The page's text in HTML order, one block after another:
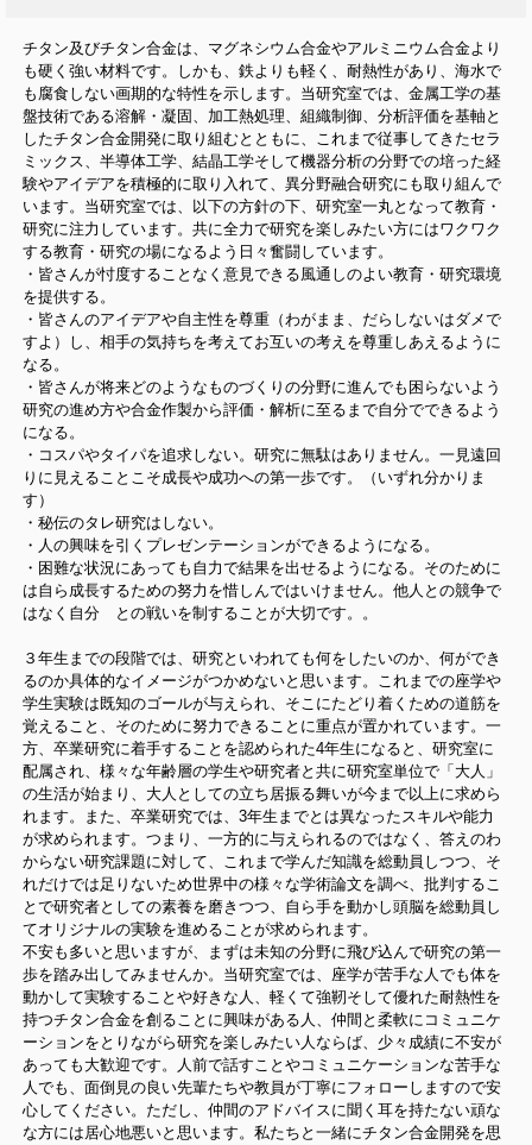
チタン及びチタン合金は、マグネシウム合金やアルミニウム合金より
も硬く強い材料です。しかも、鉄よりも軽く、耐熱性があり、海水で
も腐食しない画期的な特性を示します。当研究室では、金属工学の基
盤技術である溶解・凝固、加工熱処理、組織制御、分析評価を基軸と
したチタン合金開発に取り組むとともに、これまで従事してきたセラ
ミックス、半導体工学、結晶工学そして機器分析の分野での培った経
験やアイデアを積極的に取り入れて、異分野融合研究にも取り組んで
います。当研究室では、以下の方針の下、研究室一丸となって教育・
研究に注力しています。共に全力で研究を楽しみたい方にはワクワク
する教育・研究の場になるよう日々奮闘しています。
・皆さんが忖度することなく意見できる風通しのよい教育・研究環境
を提供する。
・皆さんのアイデアや自主性を尊重（わがまま、だらしないはダメで
すよ）し、相手の気持ちを考えてお互いの考えを尊重しあえるように
なる。
・皆さんが将来どのようなものづくりの分野に進んでも困らないよう
研究の進め方や合金作製から評価・解析に至るまで自分でできるよう
になる。
・コスパやタイパを追求しない。研究に無駄はありません。一見遠回
りに見えることこそ成長や成功への第一歩です。（いずれ分かりま
す）
・秘伝のタレ研究はしない。
・人の興味を引くプレゼンテーションができるようになる。
・困難な状況にあっても自力で結果を出せるようになる。そのために
は自ら成長するための努力を惜しんではいけません。他人との競争で
はなく自分 との戦いを制することが大切です。。
３年生までの段階では、研究といわれても何をしたいのか、何ができ
るのか具体的なイメージがつかめないと思います。これまでの座学や
学生実験は既知のゴールが与えられ、そこにたどり着くための道筋を
覚えること、そのために努力できることに重点が置かれています。一
方、卒業研究に着手することを認められた4年生になると、研究室に
配属され、様々な年齢層の学生や研究者と共に研究室単位で「大人」
の生活が始まり、大人としての立ち居振る舞いが今まで以上に求めら
れます。また、卒業研究では、3年生までとは異なったスキルや能力
が求められます。つまり、一方的に与えられるのではなく、答えのわ
からない研究課題に対して、これまで学んだ知識を総動員しつつ、そ
れだけでは足りないため世界中の様々な学術論文を調べ、批判するこ
とで研究者としての素養を磨きつつ、自ら手を動かし頭脳を総動員し
てオリジナルの実験を進めることが求められます。
不安も多いと思いますが、まずは未知の分野に飛び込んで研究の第一
歩を踏み出してみませんか。当研究室では、座学が苦手な人でも体を
動かして実験することや好きな人、軽くて強靭そして優れた耐熱性を
持つチタン合金を創ることに興味がある人、仲間と柔軟にコミュニケ
ーションをとりながら研究を楽しみたい人ならば、少々成績に不安が
あっても大歓迎です。人前で話すことやコミュニケーションな苦手な
人でも、面倒見の良い先輩たちや教員が丁寧にフォローしますので安
心してください。ただし、仲間のアドバイスに聞く耳を持たない頑な
な方には居心地悪いと思います。私たちと一緒にチタン合金開発を思